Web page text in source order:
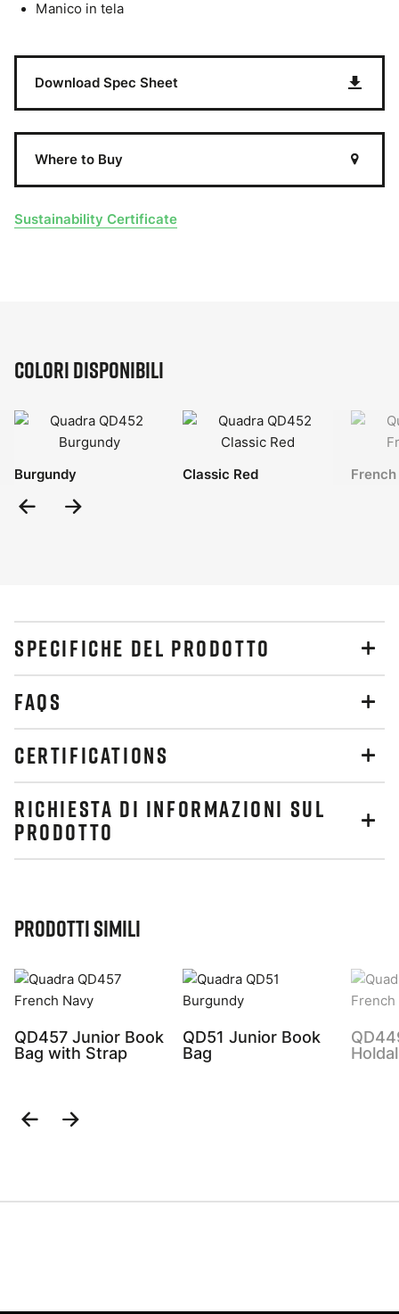
Manico in tela
Download Spec Sheet
Where to Buy
Sustainability Certificate
Colori disponibili
Burgundy Classic Red
Previous
SPECIFICHE DEL PRODOTTO
FAQS
CERTIFICATIONS
RICHIESTA DI INFORMAZIONI SUL
PRODOTTO
Prodotti simili
QD457 Junior Book
Bag with Strap
QD51 Junior Book
Bag